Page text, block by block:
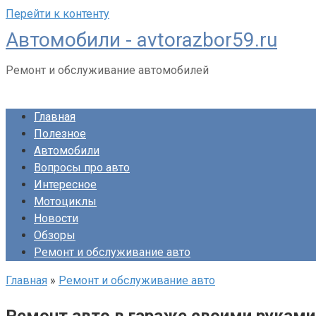
Перейти к контенту
Автомобили - avtorazbor59.ru
Ремонт и обслуживание автомобилей
Главная
Полезное
Автомобили
Вопросы про авто
Интересное
Мотоциклы
Новости
Обзоры
Ремонт и обслуживание авто
Главная » Ремонт и обслуживание авто